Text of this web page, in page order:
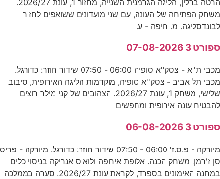
הרטה ברלין, הליגה הגרמנית השנייה, מחזור 1, עונת 2026/27.
משחק הפתיחה של העונה, עם שני מועדונים ששואפים לחזור
לבונדסליגה. מ. חיפה - ע.
ספורט 3 07-08-2026
מכבי ת''א - צסק''א סופיה 06:00 - 07:50 שידור חוזר: כדורגל.
מכבי תל אביב - צסק''א סופיה, מוקדמות הליגה האירופית, סיבוב
שלישי, משחק 1, עונת 2026/27. הצהובים של קני מילר רוצים
להבטיח עונה אירופית ומחפשים
ספורט 3 06-08-2026
מיורקה - פ.ס.ז' 06:00 - 07:50 שידור חוזר: כדורגל. מיורקה - פריס
סן ז'רמן, משחק הכנה. אלופת אירופה ולואיס אנריקה בניסוי כלים
במחנה האימונים בספרד, לקראת עונת 2026/27. סערה בממלכה